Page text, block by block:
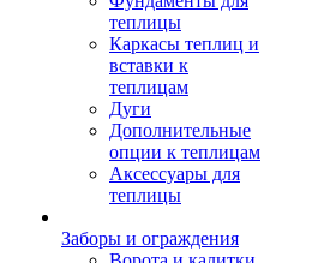
теплицы
Каркасы теплиц и
вставки к
теплицам
Дуги
Дополнительные
опции к теплицам
Аксессуары для
теплицы
Заборы и ограждения